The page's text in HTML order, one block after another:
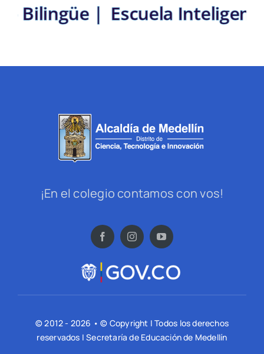
Escuela
Bilingüe |
¡En el colegio contamos con vos!
© 2012 - 2026 • © Copyright | Todos los derechos
reservados | Secretaría de Educación de Medellín